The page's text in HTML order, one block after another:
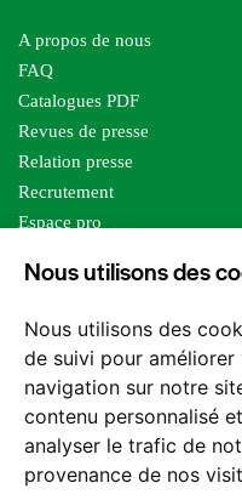
Nous utilisons des
Nous utilisons des
de suivi pour
navigation sur notre
contenu personnalisé
analyser le trafic de
provenance de nos
A propos de nous
FAQ
Catalogues PDF
Revues de presse
Relation presse
Recrutement
Espace pro
Foreign rights